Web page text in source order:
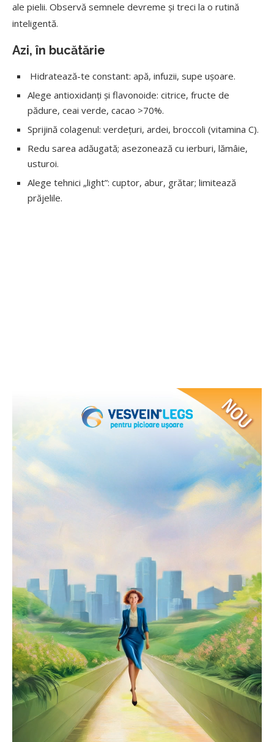
ale pielii. Observă semnele devreme și treci la o rutină
inteligentă.
Azi, în bucătărie
Hidratează-te constant: apă, infuzii, supe ușoare.
Alege antioxidanți și flavonoide: citrice, fructe de
pădure, ceai verde, cacao >70%.
Sprijină colagenul: verdețuri, ardei, broccoli (vitamina C).
Redu sarea adăugată; asezonează cu ierburi, lămâie,
usturoi.
Alege tehnici „light”: cuptor, abur, grătar; limitează
prăjelile.